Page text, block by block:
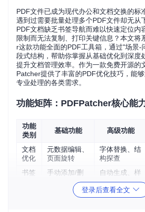
PDF文件已成为现代办公和文档交换的标
遇到过需要批量处理多个PDF文件却无从
PDF文档缺乏书签导航而难以快速定位内
限制而无法复制、打印关键信息？本文将
r这款功能全面的PDF工具箱，通过"场景-
段式结构，帮助你掌握从基础优化到深度
提升文档管理效率。作为一款免费开源的
Patcher提供了丰富的PDF优化技巧，能
专业处理的各类需求。
功能矩阵：PDFPatcher核心能
功能
类别
基础功能 高级功能
文档
优化
元数据编辑、
页面旋转
字体替换、结
构探查
书签
手动添加/删
自动生成、样
式自定义
解除复制/打
文档加密与解
登录后查看全文